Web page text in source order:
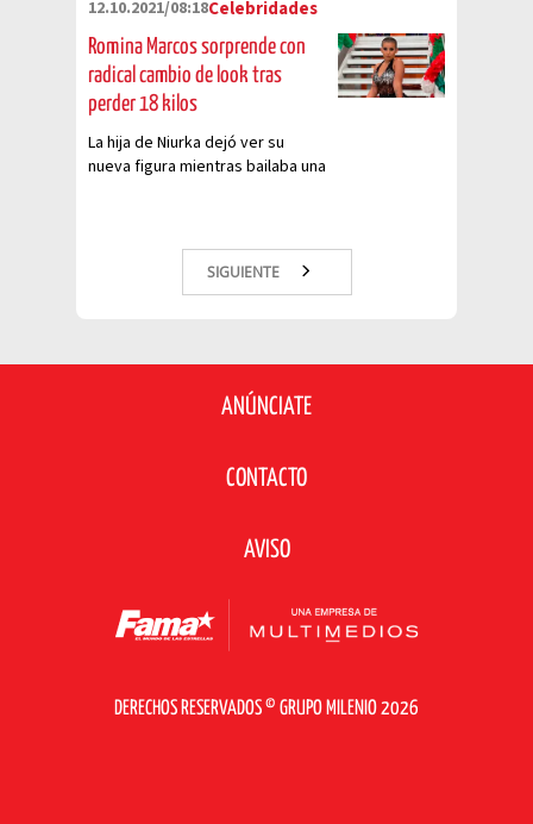
12.10.2021/08:18Celebridades
Romina Marcos sorprende con
radical cambio de look tras
perder 18 kilos
La hija de Niurka dejó ver su
nueva figura mientras bailaba una
SIGUIENTE
ANÚNCIATE
CONTACTO
AVISO
DERECHOS RESERVADOS © GRUPO MILENIO 2026